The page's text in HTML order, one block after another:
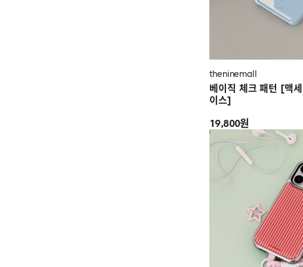
theninemall
베이직 체크 패턴 [맥세
이스]
19,800원